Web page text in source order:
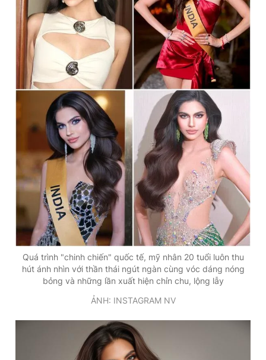
Quá trình "chinh chiến" quốc tế, mỹ nhân 20 tuổi luôn thu
hút ánh nhìn với thần thái ngút ngàn cùng vóc dáng nóng
bỏng và những lần xuất hiện chỉn chu, lộng lẫy
ẢNH: INSTAGRAM NV